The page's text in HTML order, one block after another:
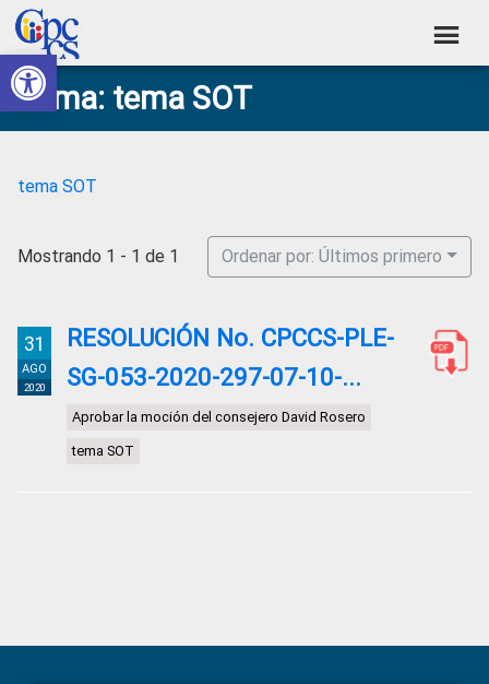
Abrir barra de herramientas
Skip
to
primary
navigation
Skip
to
main
content
Skip
to
primary
sidebar
Skip
to
footer
Consejo
de
Ciudadana
Control
Construyendo
Poder
Ciudadano
Tema: tema SOT
tema SOT
Mostrando 1 - 1 de 1 Ordenar por: Últimos primero
31
AGO
2020
RESOLUCIÓN No. CPCCS-PLE-
SG-053-2020-297-07-10-...
Aprobar la moción del consejero David Rosero
tema SOT